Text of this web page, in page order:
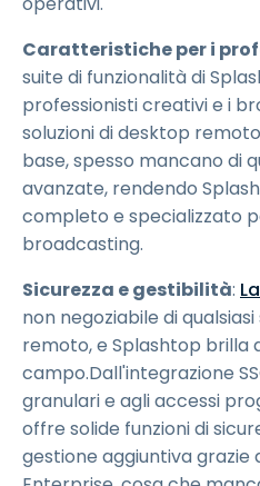
Caratteristiche per i
suite di funzionalità di
professionisti creativi e i
soluzioni di desktop
base, spesso mancano di
avanzate, rendendo
completo e specializzato
broadcasting.
Sicurezza e gestibilità:
non negoziabile di
remoto, e Splashtop brilla
campo.Dall'integrazione
granulari e agli accessi
offre solide funzioni di
gestione aggiuntiva